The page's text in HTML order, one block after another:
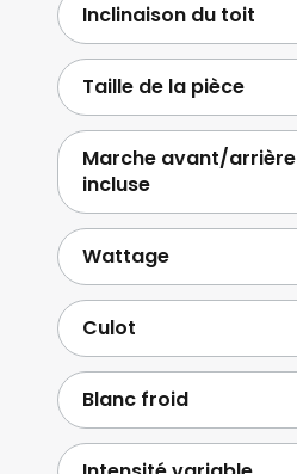
Inclinaison du toit
Taille de la pièce
Marche avant/arrière
incluse
Wattage
Culot
Blanc froid